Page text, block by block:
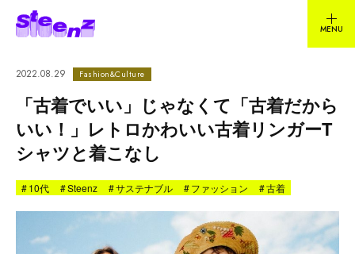
2022.08.29 Fashion&Culture
「古着でいい」じゃなくて「古着だから
いい！」レトロかわいい古着リンガーT
シャツと着こなし
#10代 #Steenz #サステナブル #ファッション #古着